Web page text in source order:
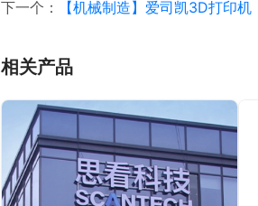
下一个：
【机械制造】爱司凯3D打印机
相关产品